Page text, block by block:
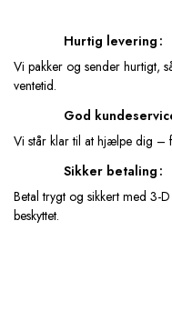
Hurtig levering
Vi pakker og sender hurtigt,
ventetid.
God
Vi står klar til at hjælpe dig –
Sikker betaling
Betal trygt og sikkert med 3-
beskyttet.